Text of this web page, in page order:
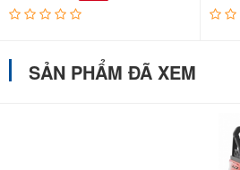
SẢN PHẨM ĐÃ XEM